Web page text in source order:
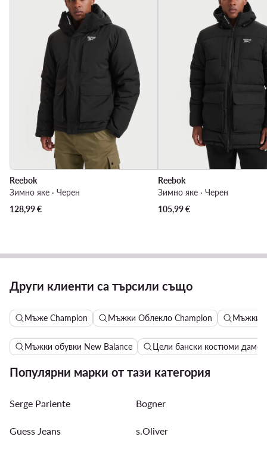
Reebok
Зимно яке · Черен
128,99€
Reebok
Зимно яке · Черен
105,99€
Други клиенти са търсили също
Мъже Champion Мъжки Облекло Champion Мъжки
Мъжки обувки New Balance Цели бански костюми
Популярни марки от тази категория
Serge Pariente Bogner
Guess Jeans s.Oliver